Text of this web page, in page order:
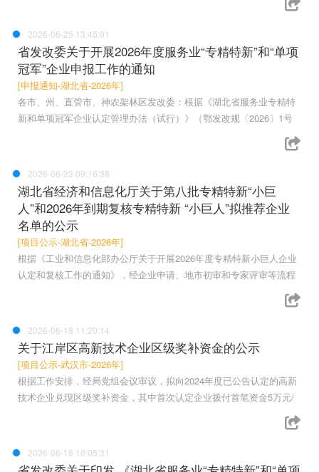
2026-06-25 13:45:01
省发改委关于开展2026年度服务业“专精特新”和“单项
冠军”企业申报工作的通知
[申报通知-湖北省-2026年]
各市、州、直管市、神农架林区发改委：根据《湖北省服务业专精特
新和单项冠军企业认定管理办法（试行）》（鄂发改规〔2026〕1号
2026-06-23 09:16:38
湖北省经济和信息化厅关于第八批专精特新“小巨
人”和2026年到期复核专精特新 “小巨人”拟推荐企业
名单的公示
[项目公示-湖北省-2026年]
根据《工业和信息化部办公厅关于开展2026年度专精特新小巨人企业
认定和复核工作的通知》，经企业申请、地市初审和专家评审等流程
2026-06-18 11:20:14
关于江岸区高新技术企业区级奖补资金的公示
[项目公示-武汉市-2026年]
根据工作安排，经局党组会议审议，拟向2024年度已公告认定的高新
技术企业兑现区级奖补资金，其中首次认定企业拨付首笔资金5万元/
2026-06-16 10:05:31